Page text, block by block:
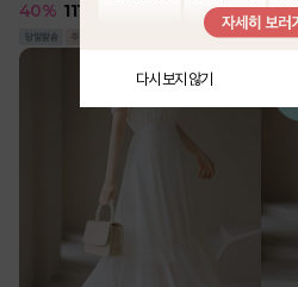
40% 111,500 55%
다시 보지 않기